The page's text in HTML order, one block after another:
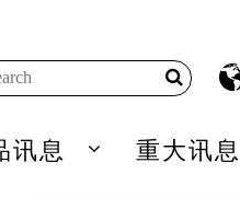
讯息 重大讯息